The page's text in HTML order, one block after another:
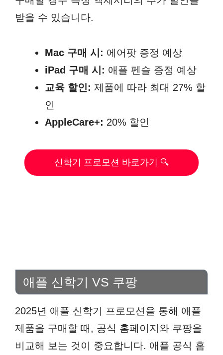
받을 수 있습니다.
Mac 구매 시: 에어팟 증정 예상
iPad 구매 시: 애플 펜슬 증정 예상
교육 할인: 제품에 따라 최대 27% 할
인
AppleCare+: 20% 할인
신학기 프로모션 바로가기 🔍
애플 신학기 VS 쿠팡
2025년 애플 신학기 프로모션을 통해 애플
제품을 구매할 때, 공식 홈페이지와 쿠팡을
비교해 보는 것이 중요합니다. 애플 공식 홈